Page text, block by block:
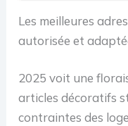
Les meilleures
autorisée et
2025 voit une
articles décoratifs
contraintes des